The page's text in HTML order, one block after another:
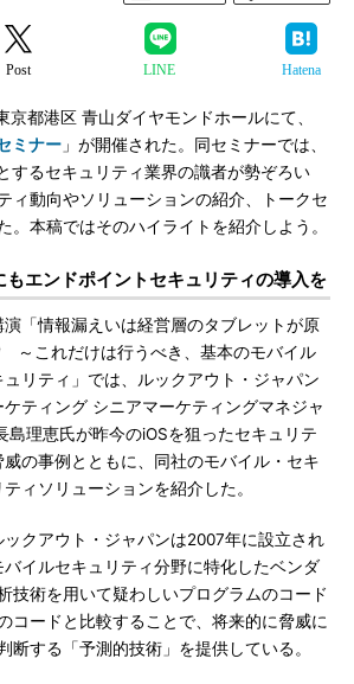
Post LINE Hatena
都港区 青山ダイヤモンドホールにて、
ミナー 」が開催された。同セミナーでは、
するセキュリティ業界の識者が勢ぞろい
ィ動向やソリューションの紹介、トークセ
。本稿ではそのハイライトを紹介しよう。
もエンドポイントセキュリティの導入を
「情報漏えいは経営層のタブレットが原
～これだけは行うべき、基本のモバイル
ュリティ」では、ルックアウト・ジャパン
ケティング シニアマーケティングマネジャ
島理恵氏が昨今のiOSを狙ったセキュリテ
威の事例とともに、同社のモバイル・セキ
ティソリューションを紹介した。
クアウト・ジャパンは2007年に設立され
バイルセキュリティ分野に特化したベンダ
技術を用いて疑わしいプログラムのコード
コードと比較することで、将来的に脅威に
断する「予測的技術」を提供している。